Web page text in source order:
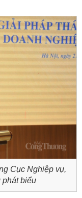
Cục Nghiệp vụ,
phát biểu